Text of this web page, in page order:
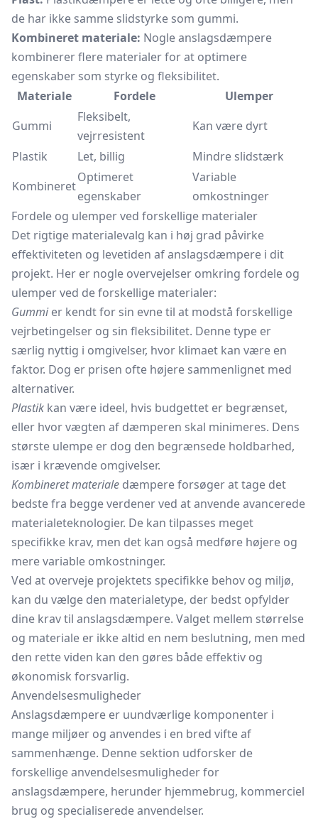
de har ikke samme slidstyrke som gummi.
Kombineret materiale: Nogle anslagsdæmpere
kombinerer flere materialer for at optimere
egenskaber som styrke og fleksibilitet.
Materiale
Fordele
Ulemper
Gummi
Fleksibelt,
vejrresistent
Kan være dyrt
Plastik
Let, billig
Mindre slidstærk
Kombineret
Optimeret
egenskaber
Variable
omkostninger
Fordele og ulemper ved forskellige materialer
Det rigtige materialevalg kan i høj grad påvirke
effektiviteten og levetiden af anslagsdæmpere i dit
projekt. Her er nogle overvejelser omkring fordele og
ulemper ved de forskellige materialer:
Gummier kendt for sin evne til at modstå forskellige
vejrbetingelser og sin fleksibilitet. Denne type er
særlig nyttig i omgivelser, hvor klimaet kan være en
faktor. Dog er prisen ofte højere sammenlignet med
alternativer.
Plastik kan være ideel, hvis budgettet er begrænset,
eller hvor vægten af dæmperen skal minimeres. Dens
største ulempe er dog den begrænsede holdbarhed,
især i krævende omgivelser.
Kombineret materiale dæmpere forsøger at tage det
bedste fra begge verdener ved at anvende avancerede
materialeteknologier. De kan tilpasses meget
specifikke krav, men det kan også medføre højere og
mere variable omkostninger.
Ved at overveje projektets specifikke behov og miljø,
kan du vælge den materialetype, der bedst opfylder
dine krav til anslagsdæmpere. Valget mellem størrelse
og materiale er ikke altid en nem beslutning, men med
den rette viden kan den gøres både effektiv og
økonomisk forsvarlig.
Anvendelsesmuligheder
Anslagsdæmpere er uundværlige komponenter i
mange miljøer og anvendes i en bred vifte af
sammenhænge. Denne sektion udforsker de
forskellige anvendelsesmuligheder for
anslagsdæmpere, herunder hjemmebrug, kommerciel
brug og specialiserede anvendelser.